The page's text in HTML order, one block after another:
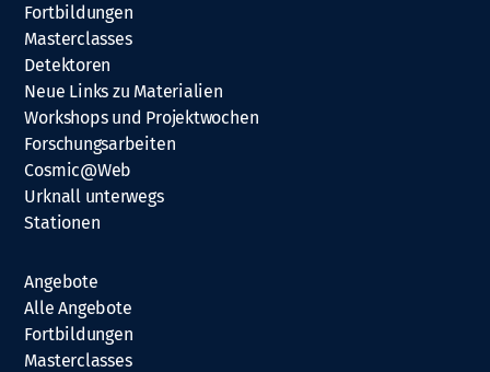
Fortbildungen
Masterclasses
Detektoren
Neue Links zu Materialien
Workshops und Projektwochen
Forschungsarbeiten
Cosmic@Web
Urknall unterwegs
Stationen
Angebote
Alle Angebote
Fortbildungen
Masterclasses